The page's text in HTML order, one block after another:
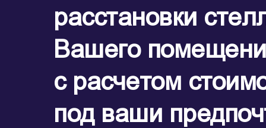
расстановки
Вашего
с расчетом
под ваши